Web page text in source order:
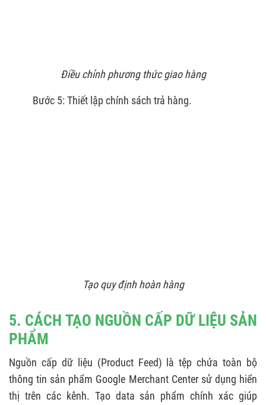
Điều chỉnh phương thức giao hàng
Bước 5: Thiết lập chính sách trả hàng.
Tạo quy định hoàn hàng
5. CÁCH TẠO NGUỒN CẤP DỮ LIỆU SẢN
PHẨM
Nguồn cấp dữ liệu (Product Feed) là tệp chứa toàn bộ
thông tin sản phẩm Google Merchant Center sử dụng hiển
thị trên các kênh. Tạo data sản phẩm chính xác giúp